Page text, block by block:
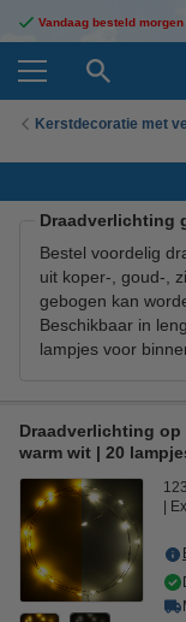
Vandaag besteld
Kerstdecoratie met
Draadverlichting
Bestel voordelig
uit koper-, goud-,
gebogen kan
Beschikbaar in
lampjes voor
Draadverlichting op
warm wit | 20